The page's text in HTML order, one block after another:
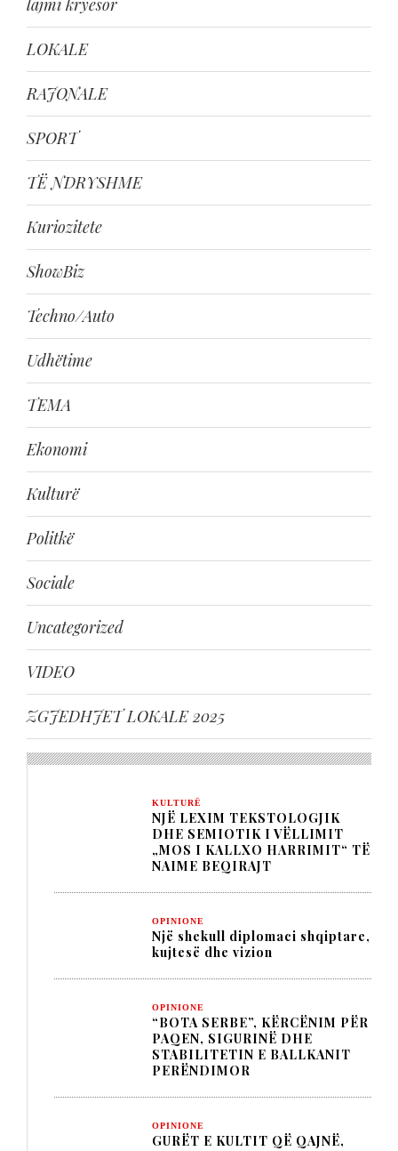
lajmi kryesor
LOKALE
RAJONALE
SPORT
TË NDRYSHME
Kuriozitete
ShowBiz
Techno/Auto
Udhëtime
TEMA
Ekonomi
Kulturë
Politkë
Sociale
Uncategorized
VIDEO
ZGJEDHJET LOKALE 2025
KULTURË
NJË LEXIM TEKSTOLOGJIK
DHE SEMIOTIK I VËLLIMIT
„MOS I KALLXO HARRIMIT“ TË
NAIME BEQIRAJT
OPINIONE
Një shekull diplomaci shqiptare,
kujtesë dhe vizion
OPINIONE
“BOTA SERBE”, KËRCËNIM PËR
PAQEN, SIGURINË DHE
STABILITETIN E BALLKANIT
PERËNDIMOR
OPINIONE
GURËT E KULTIT QË QAJNË,